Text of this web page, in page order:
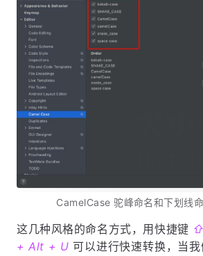
CamelCase 驼峰命名和下划线
这几种风格的命名方式，用快捷键
+ Alt + U 可以进行快速转换，当